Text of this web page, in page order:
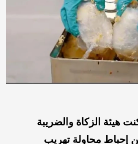
هيئة الزكاة والضريبة
إحباط محاولة تهريب